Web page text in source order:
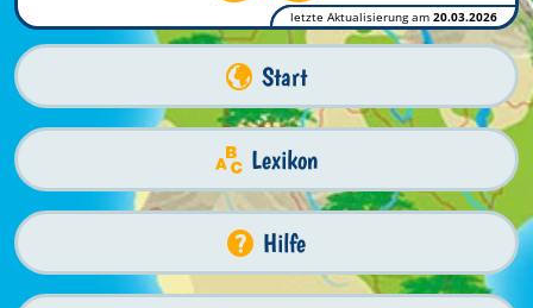
letzte Aktualisierung am 20.03.2026
Start
Lexikon
Hilfe